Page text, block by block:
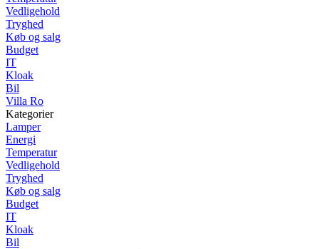
Vedligehold
Tryghed
Køb og salg
Budget
IT
Kloak
Bil
Villa Ro
Kategorier
Lamper
Energi
Temperatur
Vedligehold
Tryghed
Køb og salg
Budget
IT
Kloak
Bil